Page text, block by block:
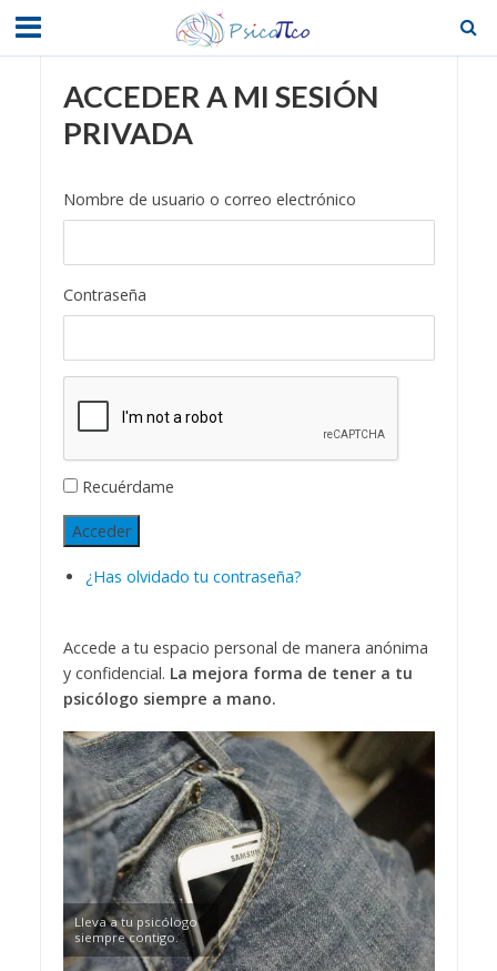
ACCEDER A MI SESIÓN
PRIVADA
Nombre de usuario o correo electrónico
Contraseña
Recuérdame
Acceder
¿Has olvidado tu contraseña?
Accede a tu espacio personal de manera anónima
y confidencial. La mejora forma de tener a tu
psicólogo siempre a mano.
Lleva a tu psicólogo
siempre contigo.